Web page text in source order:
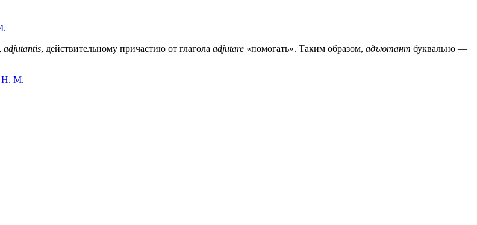
, adjutantis, действительному причастию от глагола adjutare «помогать». Таким образом, адъютант буквально —
Н. М.